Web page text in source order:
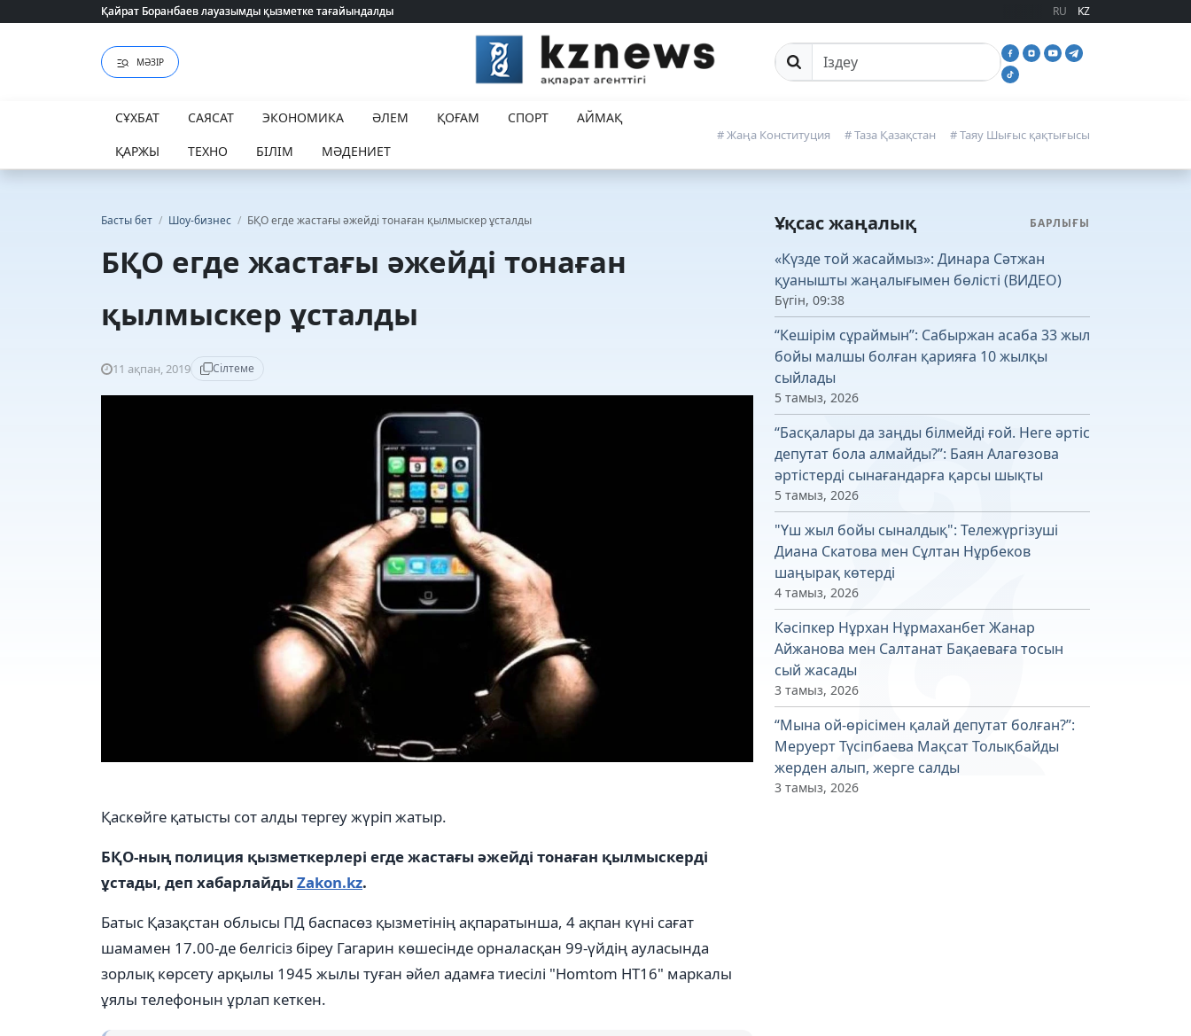
Қайрат Боранбаев лауазымды қызметке тағайындалды
Қайрат Боранбаев лауазымды қызметке тағайындалды RU KZ
МӘЗІР Сайттан іздеу
СҰХБАТ САЯСАТ ЭКОНОМИКА ӘЛЕМ ҚОҒАМ СПОРТ
АЙМАҚ
ҚАРЖЫ
ТЕХНО БІЛІМ МӘДЕНИЕТ
# Жаңа Конституция # Таза Қазақстан # Таяу Шығыс қақтығысы
Басты бет / Шоу-бизнес / БҚО егде жастағы әжейді тонаған қылмыскер ұсталды
БҚО егде жастағы әжейді тонаған
қылмыскер ұсталды
11 ақпан, 2019 Сілтеме
Қаскөйге қатысты сот алды тергеу жүріп жатыр.
БҚО-ның полиция қызметкерлері егде жастағы әжейді тонаған қылмыскерді
ұстады, деп хабарлайды Zakon.kz.
Батыс Қазақстан облысы ПД баспасөз қызметінің ақпаратынша, 4 ақпан күні сағат
шамамен 17.00-де белгісіз біреу Гагарин көшесінде орналасқан 99-үйдің ауласында
зорлық көрсету арқылы 1945 жылы туған әйел адамға тиесілі "Homtom HT16" маркалы
ұялы телефонын ұрлап кеткен.
Ұқсас жаңалық БАРЛЫҒЫ
«Күзде той жасаймыз»: Динара Сәтжан
қуанышты жаңалығымен бөлісті (ВИДЕО)
Бүгін, 09:38
“Кешірім сұраймын”: Сабыржан асаба 33 жыл
бойы малшы болған қарияға 10 жылқы
сыйлады
5 тамыз, 2026
“Басқалары да заңды білмейді ғой. Неге әртіс
депутат бола алмайды?”: Баян Алагөзова
әртістерді сынағандарға қарсы шықты
5 тамыз, 2026
"Үш жыл бойы сыналдық": Тележүргізуші
Диана Скатова мен Сұлтан Нұрбеков
шаңырақ көтерді
4 тамыз, 2026
Кәсіпкер Нұрхан Нұрмаханбет Жанар
Айжанова мен Салтанат Бақаеваға тосын
сый жасады
3 тамыз, 2026
“Мына ой-өрісімен қалай депутат болған?”:
Меруерт Түсіпбаева Мақсат Толықбайды
жерден алып, жерге салды
3 тамыз, 2026